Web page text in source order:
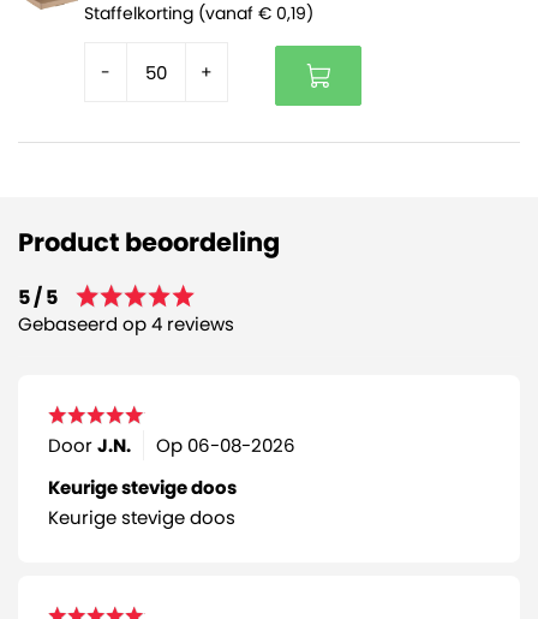
Staffelkorting (vanaf € 0,19)
- +
Product beoordeling
5 / 5
Gebaseerd op 4 reviews
DoorJ.N. Op 06-08-2026
Keurige stevige doos
Keurige stevige doos